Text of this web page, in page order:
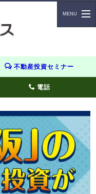
不動産投資セミナー
電話